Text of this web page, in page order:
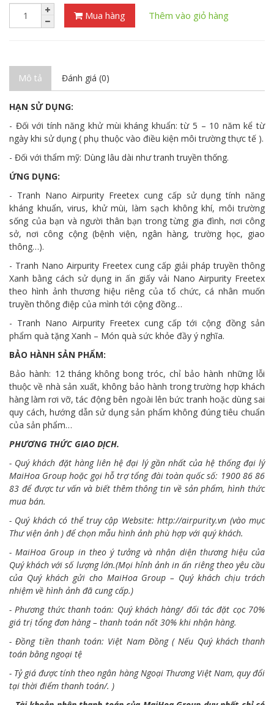
Mua hàng Thêm vào giỏ hàng
Mô tả Đánh giá (0)
HẠN SỬ DỤNG:
- Đối với tính năng khử mùi kháng khuẩn: từ 5 – 10 năm kể từ
ngày khi sử dụng ( phụ thuộc vào điều kiện môi trường thực tế ).
- Đối với thẩm mỹ: Dùng lâu dài như tranh truyền thống.
ỨNG DỤNG:
- Tranh Nano Airpurity Freetex cung cấp sử dụng tính năng
kháng khuẩn, virus, khử mùi, làm sạch không khí, môi trường
sống của bạn và người thân bạn trong từng gia đình, nơi công
sở, nơi công cộng (bệnh viện, ngân hàng, trường học, giao
thông…).
- Tranh Nano Airpurity Freetex cung cấp giải pháp truyền thông
Xanh bằng cách sử dụng in ấn giấy vải Nano Airpurity Freetex
theo hình ảnh thương hiệu riêng của tổ chức, cá nhân muốn
truyền thông điệp của mình tới cộng đồng…
- Tranh Nano Airpurity Freetex cung cấp tới cộng đồng sản
phẩm quà tặng Xanh – Món quà sức khỏe đầy ý nghĩa.
BẢO HÀNH SẢN PHẨM:
Bảo hành: 12 tháng không bong tróc, chỉ bảo hành những lỗi
thuộc về nhà sản xuất, không bảo hành trong trường hợp khách
hàng làm rơi vỡ, tác động bên ngoài lên bức tranh hoặc dùng sai
quy cách, hướng dẫn sử dụng sản phẩm không đúng tiêu chuẩn
của sản phẩm…
PHƯƠNG THỨC GIAO DỊCH.
- Quý khách đặt hàng liên hệ đại lý gần nhất của hệ thống đại lý
MaiHoa Group hoặc gọi hỗ trợ tổng đài toàn quốc số: 1900 86 86
83 để được tư vấn và biết thêm thông tin về sản phẩm, hình thức
mua bán.
- Quý khách có thể truy cập Website:http://airpurity.vn (vào mục
Thư viện ảnh ) để chọn mẫu hình ảnh phù hợp với quý khách.
- MaiHoa Group in theo ý tưởng và nhận diện thương hiệu của
Quý khách với số lượng lớn.(Mọi hỉnh ảnh in ấn riêng theo yêu cầu
của Quý khách gửi cho MaiHoa Group – Quý khách chịu trách
nhiệm về hình ảnh đã cung cấp.)
- Phương thức thanh toán: Quý khách hàng/ đối tác đặt cọc 70%
giá trị tổng đơn hàng – thanh toán nốt 30% khi nhận hàng.
- Đồng tiền thanh toán: Việt Nam Đồng ( Nếu Quý khách thanh
toán bằng ngoại tệ
- Tỷ giá được tính theo ngân hàng Ngoại Thương Việt Nam, quy đổi
tại thời điểm thanh toán/. )